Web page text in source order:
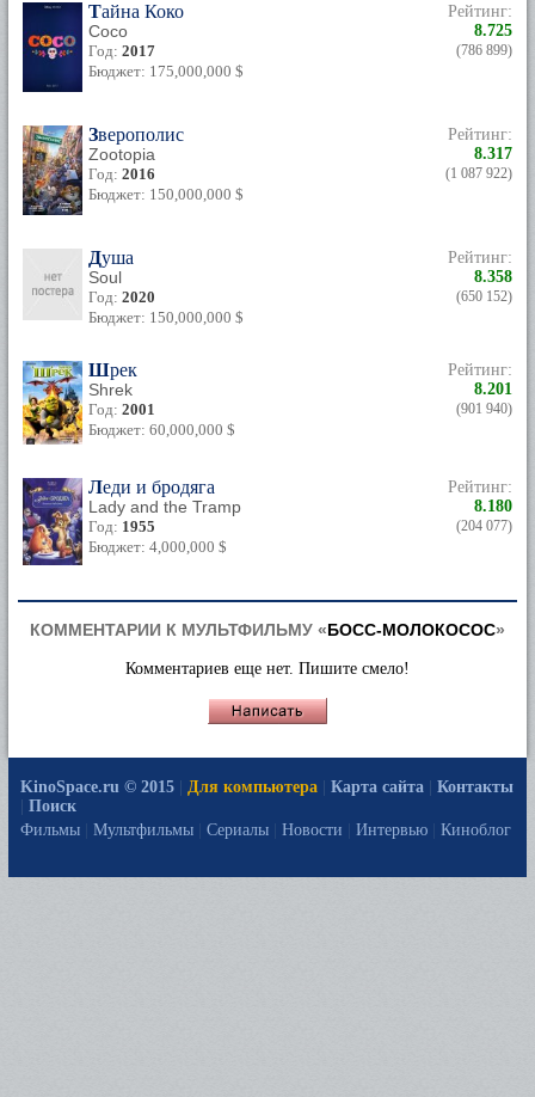
Тайна Коко
Coco
Год: 2017
Бюджет: 175,000,000 $
Рейтинг:
8.725
(786 899)
Зверополис
Zootopia
Год: 2016
Бюджет: 150,000,000 $
Рейтинг:
8.317
(1 087 922)
Душа
Soul
Год: 2020
Бюджет: 150,000,000 $
Рейтинг:
8.358
(650 152)
Шрек
Shrek
Год: 2001
Бюджет: 60,000,000 $
Рейтинг:
8.201
(901 940)
Леди и бродяга
Lady and the Tramp
Год: 1955
Бюджет: 4,000,000 $
Рейтинг:
8.180
(204 077)
КОММЕНТАРИИ К МУЛЬТФИЛЬМУ «БОСС-МОЛОКОСОС»
Комментариев еще нет. Пишите смело!
KinoSpace.ru © 2015 Для компьютера Карта сайта
Контакты
Поиск
Фильмы
Мультфильмы Сериалы Новости Интервью Киноблог